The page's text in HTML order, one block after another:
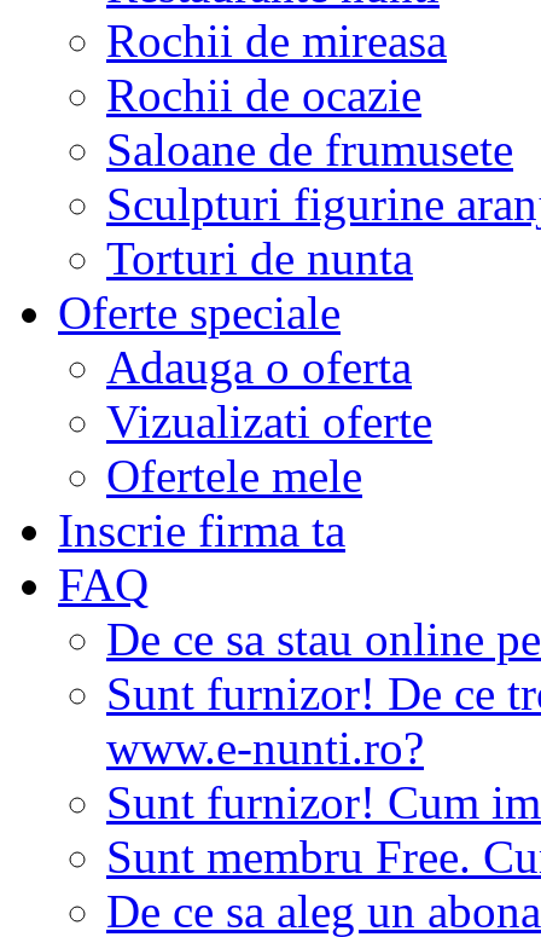
Rochii de mireasa
Rochii de ocazie
Saloane de frumusete
Sculpturi figurine
Torturi de nunta
Oferte speciale
Adauga o oferta
Vizualizati oferte
Ofertele mele
Inscrie firma ta
FAQ
De ce sa stau online
Sunt furnizor! De ce
www.e-nunti.ro?
Sunt furnizor! Cum
Sunt membru Free.
De ce sa aleg un